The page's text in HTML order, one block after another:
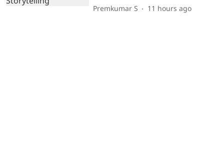
Premkumar S 11 hours ago